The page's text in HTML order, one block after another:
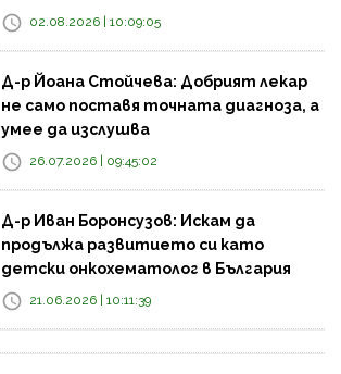
02.08.2026 | 10:09:05
Д-р Йоана Стойчева: Добрият лекар
не само поставя точната диагноза, а
умее да изслушва
26.07.2026 | 09:45:02
Д-р Иван Боронсузов: Искам да
продължа развитието си като
детски онкохематолог в България
21.06.2026 | 10:11:39